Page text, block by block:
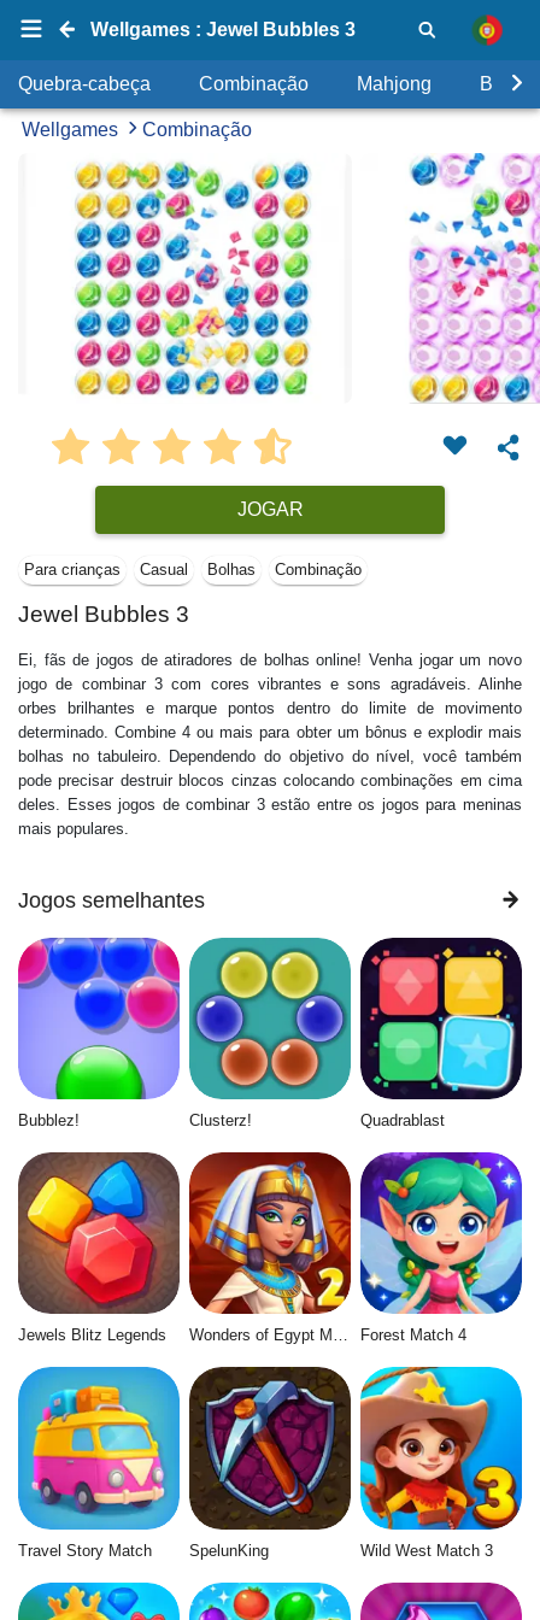
Wellgames : Jewel Bubbles 3
Quebra-cabeça Combinação Mahjong Bolhas
Wellgames Combinação
JOGAR
Para crianças Casual Bolhas Combinação
Jewel Bubbles 3
Ei, fãs de jogos de atiradores de bolhas online! Venha jogar um novo
jogo de combinar 3 com cores vibrantes e sons agradáveis. Alinhe
orbes brilhantes e marque pontos dentro do limite de movimento
determinado. Combine 4 ou mais para obter um bônus e explodir mais
bolhas no tabuleiro. Dependendo do objetivo do nível, você também
pode precisar destruir blocos cinzas colocando combinações em cima
deles. Esses jogos de combinar 3 estão entre os jogos para meninas
mais populares.
Jogos semelhantes
Bubblez! Clusterz! Quadrablast
Jewels Blitz Legends Wonders of Egypt Match 2 Forest Match 4
Travel Story Match SpelunKing Wild West Match 3